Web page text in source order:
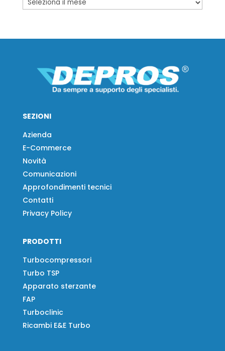
SEZIONI
Azienda
E-Commerce
Novità
Comunicazioni
Approfondimenti tecnici
Contatti
Privacy Policy
PRODOTTI
Turbocompressori
Turbo TSP
Apparato sterzante
FAP
Turboclinic
Ricambi E&E Turbo